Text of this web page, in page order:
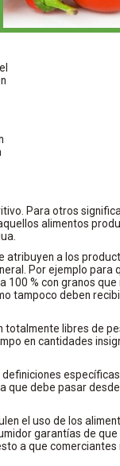
Para otros
alimentos
atribuyen a los
Por ejemplo para
100 % con granos
tampoco deben
totalmente libres de
en cantidades
que debe pasar
el uso de los
garantías de
a que